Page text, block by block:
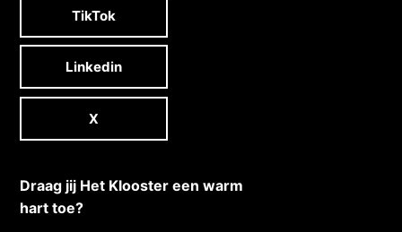
TikTok
Linkedin
X
Draag jij Het Klooster een warm
hart toe?